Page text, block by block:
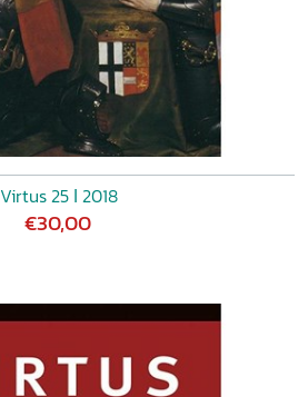
Virtus 25 ǀ 2018
€30,00